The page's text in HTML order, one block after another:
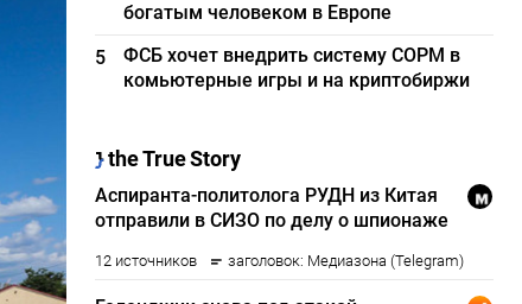
богатым человеком в Европе
5
ФСБ хочет внедрить систему СОРМ в
комьютерные игры и на криптобиржи